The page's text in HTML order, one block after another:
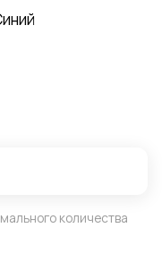
количества